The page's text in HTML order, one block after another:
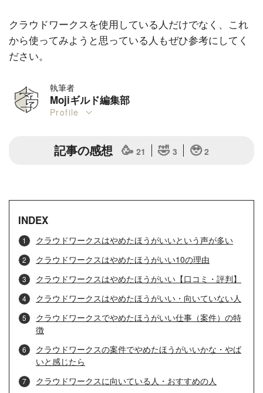
クラウドワークスを使用している人だけでなく、これ
から使ってみようと思っている人もぜひ参考にしてく
ださい。
執筆者
Mojiギルド編集部
Profile
記事の感想 🥳 21 🤣 3 🥹 2
INDEX
クラウドワークスはやめたほうがいいという声が多い
クラウドワークスはやめたほうがいい10の理由
クラウドワークスはやめたほうがいい【口コミ・評判】
クラウドワークスはやめたほうがいい・向いていない人
クラウドワークスでやめたほうがいい仕事（案件）の特
徴
クラウドワークスの案件でやめたほうがいいかな・やば
いと感じたら
クラウドワークスに向いている人・おすすめの人